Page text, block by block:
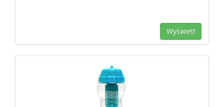
Wyświetl